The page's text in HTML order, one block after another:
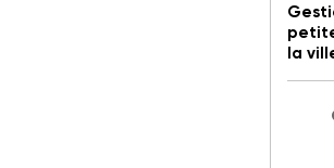
la